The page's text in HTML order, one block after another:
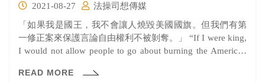
2021-08-27
法操司想傳媒
「如果我是國王，我不會讓人燒毀美國國旗。但我們有第
一修正案來保護言論自由權利不被剝奪。」 “If I were king,
I would not allow people to go about burning the American
the right of free speech shall not be abridged.” 這句話出自於
READ MORE